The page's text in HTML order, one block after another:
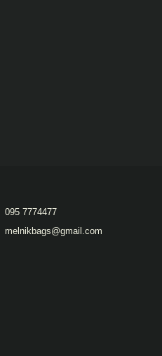
095 7774477
melnikbags@gmail.com